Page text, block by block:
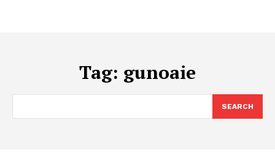
Tag: gunoaie
SEARCH